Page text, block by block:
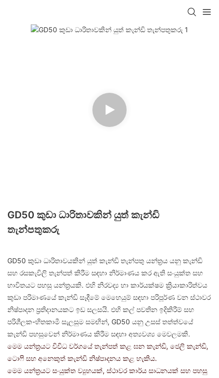
GD50 කුඩා ධාරිතාවකින් යුත් කැන්ඩි
තැන්පතුකරු
GD50 කුඩා ධාරිතාවයකින් යුත් කැන්ඩි තැන්පතු යන්ත්‍රය යනු කැන්ඩි
සහ රසකැවිලි තැන්පත් කිරීම සඳහා නිර්මාණය කර ඇති සංයුක්ත සහ
භාවිතයට පහසු යන්ත්‍රයකි. එහි නිරවද්‍ය හා කාර්යක්ෂම ක්‍රියාකාරිත්වය
කුඩා පරිමාණයේ කැන්ඩි සෑදීමේ මෙහෙයුම් සඳහා පරිපූර්ණ වන ස්ථාවර
නිෂ්පාදන ප්‍රතිදානයකට ඉඩ සලසයි. එහි කල් පවතින ඉදිකිරීම් සහ
පරිශීලක-හිතකාමී සැලසුම සමඟින්, GD50 යනු උසස් තත්ත්වයේ
කැන්ඩි පහසුවෙන් නිර්මාණය කිරීම සඳහා අත්‍යවශ්‍ය මෙවලමකි.
මෙම යන්ත්‍රයට විවිධ වර්ගයේ තැන්පත් කළ ඝන කැන්ඩි, ජෙලි කැන්ඩි,
ටොෆි සහ අනෙකුත් කැන්ඩි නිෂ්පාදනය කළ හැකිය.
මෙම යන්ත්‍රයට සංයුක්ත ව්‍යුහයක්, ස්ථාවර කාර්ය සාධනයක් සහ පහසු